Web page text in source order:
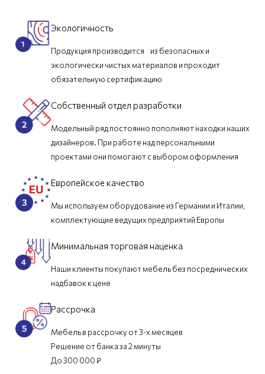
Экологичность
Продукция производится из безопасных и
экологически чистых материалов и проходит
обязательную сертификацию
Собственный отдел разработки
Модельный ряд постоянно пополняют находки наших
дизайнеров. При работе над персональными
проектами они помогают с выбором оформления
Европейское качество
Мы используем оборудование из Германии и Италии,
комплектующие ведущих предприятий Европы
Минимальная торговая наценка
Наши клиенты покупают мебель без посреднических
надбавок к цене
Рассрочка
Мебель в рассрочку от 3-х месяцев
Решение от банка за 2 минуты
До 300 000 ₽